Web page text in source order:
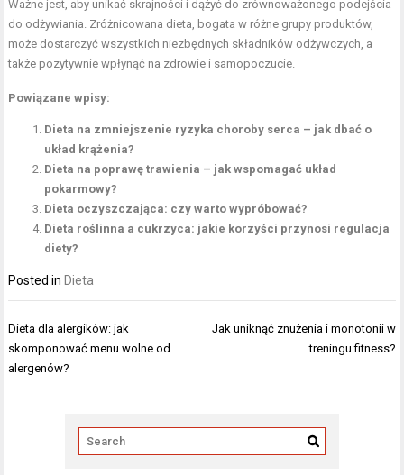
Ważne jest, aby unikać skrajności i dążyć do zrównoważonego podejścia
do odżywiania. Zróżnicowana dieta, bogata w różne grupy produktów,
może dostarczyć wszystkich niezbędnych składników odżywczych, a
także pozytywnie wpłynąć na zdrowie i samopoczucie.
Powiązane wpisy:
Dieta na zmniejszenie ryzyka choroby serca – jak dbać o
układ krążenia?
Dieta na poprawę trawienia – jak wspomagać układ
pokarmowy?
Dieta oczyszczająca: czy warto wypróbować?
Dieta roślinna a cukrzyca: jakie korzyści przynosi regulacja
diety?
Posted in Dieta
Nawigacja
wpisu
Dieta dla alergików: jak
skomponować menu wolne od
alergenów?
Jak uniknąć znużenia i monotonii w
treningu fitness?